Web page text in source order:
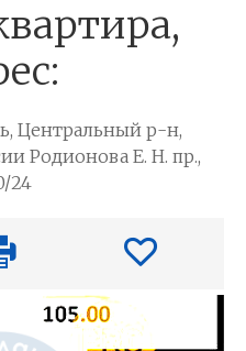
Центральный р-н,
Родионова Е. Н. пр.,
24